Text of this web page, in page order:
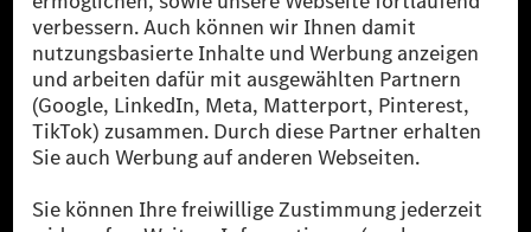
[2] Renewable Charging ist ein integraler Bestandteil von MB.CHARGE
Public in Europa, den USA, Kanada und China. Sofern an der jeweiligen
Ladestation noch kein Strom aus erneuerbaren Energien vorliegt,
verwendet Renewable Charging Grünstromzertifikate*. Diese stellen
sicher, dass für Ladevorgänge über MB.CHARGE Public eine äquivalente
Strommenge aus erneuerbaren Energien ins Stromnetz eingespeist wird.
Sie stammen ausschließlich aus Wind- und Solarkraftanlagen, die jünger
als sechs Jahre sind.
* Inkl. EKOenergy Ökolabel
* Die angegebenen Werte wurden nach dem vorgeschriebenen
Messverfahren WLTP (Worldwide harmonised Light vehicles Test